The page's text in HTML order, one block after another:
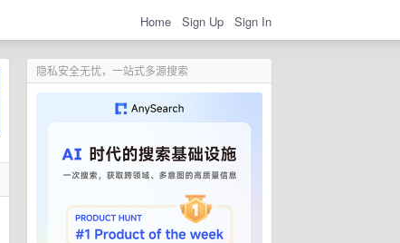
Home Sign Up Sign In
隐私安全无忧，一站式多源搜索